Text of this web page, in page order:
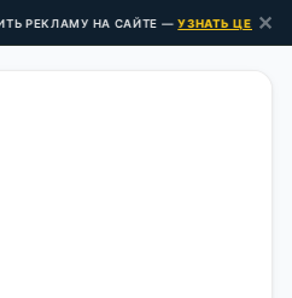
РЕКЛАМУ НА САЙТЕ — УЗНАТЬ ЦЕНЫ ✕